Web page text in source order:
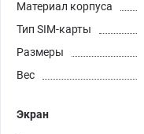
Материал корпуса
Тип SIM-карты
Размеры
Вес
Экран